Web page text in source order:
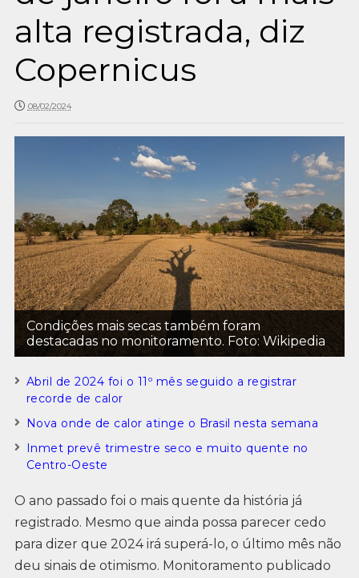
alta registrada, diz
Copernicus
08/02/2024
Condições mais secas também foram
destacadas no monitoramento. Foto: Wikipedia
Abril de 2024 foi o 11º mês seguido a registrar
recorde de calor
Nova onde de calor atinge o Brasil nesta semana
Inmet prevê trimestre seco e muito quente no
Centro-Oeste
O ano passado foi o mais quente da história já
registrado. Mesmo que ainda possa parecer cedo
para dizer que 2024 irá superá-lo, o último mês não
deu sinais de otimismo. Monitoramento publicado